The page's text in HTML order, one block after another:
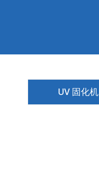
UV 固化机